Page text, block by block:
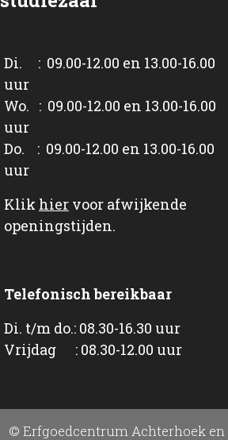
Di. : 09.00-12.00 en 13.00-16.00
uur
Wo. : 09.00-12.00 en 13.00-16.00
uur
Do. : 09.00-12.00 en 13.00-16.00
uur
Klik hier voor afwijkende
openingstijden.
Telefonisch bereikbaar
Di. t/m do.: 08.30-16.30 uur
Vrijdag : 08.30-12.00 uur
© Erfgoedcentrum Achterhoek en